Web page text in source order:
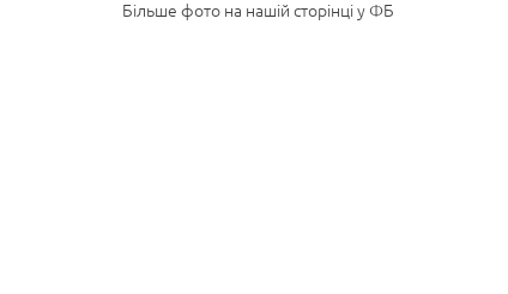
Більше фото на нашій сторінці у ФБ